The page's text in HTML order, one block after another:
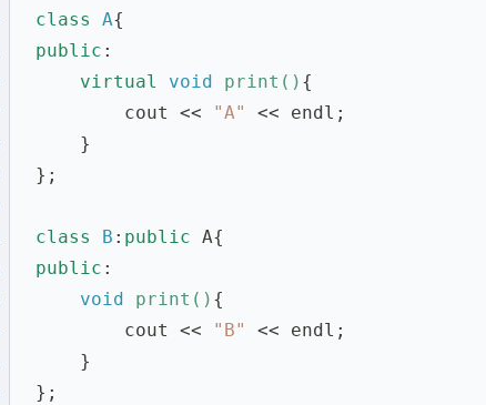
class A{
public :
virtual
void print () {
        cout <<
"A"
<< endl;
    }
};
class B : public A{
public :
void
print () {
        cout <<
"B"
<< endl;
    }
};